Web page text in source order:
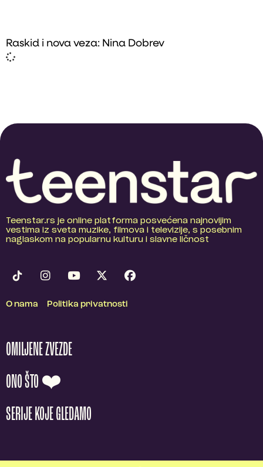
Raskid i nova veza: Nina Dobrev
Teenstar.rs je online platforma posvećena najnovijim
vestima iz sveta muzike, filmova i televizije, s posebnim
naglaskom na popularnu kulturu i slavne ličnost
O nama Politika privatnosti
OMILJENE ZVEZDE
ONO ŠTO ❤️
SERIJE KOJE GLEDAMO